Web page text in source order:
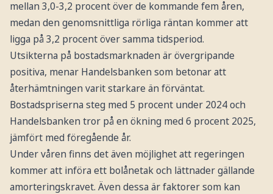
mellan 3,0-3,2 procent över de kommande fem åren,
medan den genomsnittliga rörliga räntan kommer att
ligga på 3,2 procent över samma tidsperiod.
Utsikterna på bostadsmarknaden är övergripande
positiva, menar Handelsbanken som betonar att
återhämtningen varit starkare än förväntat.
Bostadspriserna steg med 5 procent under 2024 och
Handelsbanken tror på en ökning med 6 procent 2025,
jämfört med föregående år.
Under våren finns det även möjlighet att regeringen
kommer att införa ett bolånetak och lättnader gällande
amorteringskravet. Även dessa är faktorer som kan